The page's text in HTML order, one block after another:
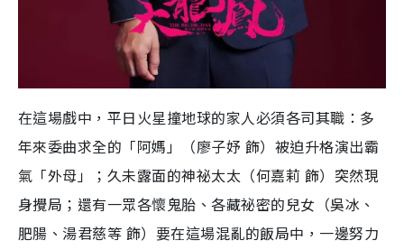
在這場戲中，平日火星撞地球的家人必須各司其職：多
年來委曲求全的「阿媽」（廖子妤 飾）被迫升格演出霸
氣「外母」；久未露面的神祕太太（何嘉莉 飾）突然現
身攪局；還有一眾各懷鬼胎、各藏祕密的兒女（吳冰、
肥腸、湯君慈等 飾）要在這場混亂的飯局中，一邊努力